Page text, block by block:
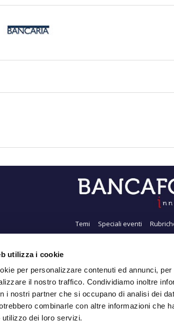
utilizza i cookie
per personalizzare contenuti ed annunci,
il nostro traffico. Condividiamo inoltre
i nostri partner che si occupano di analisi dei
combinarle con altre informazioni che
utilizzo dei loro servizi.
Temi Speciali eventi
Chi siamo
Iscriviti alla